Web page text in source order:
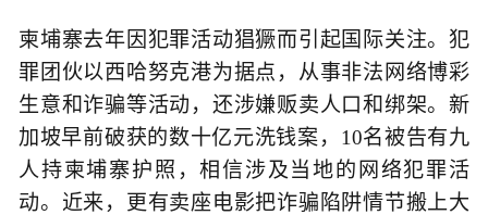
柬埔寨去年因犯罪活动猖獗而引起国际关注。犯
罪团伙以西哈努克港为据点，从事非法网络博彩
生意和诈骗等活动，还涉嫌贩卖人口和绑架。新
加坡早前破获的数十亿元洗钱案，10名被告有九
人持柬埔寨护照，相信涉及当地的网络犯罪活
动。近来，更有卖座电影把诈骗陷阱情节搬上大